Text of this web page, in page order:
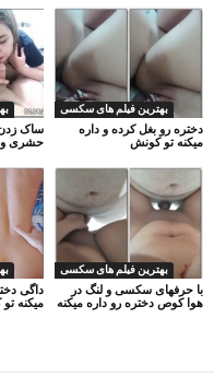
ساک
حشری
بهترین فیلم های سکسی
دختره رو بغل کرده و داره
میکنه تو کونش
داگی
میکنه
بهترین فیلم های سکسی
با حرفهای سکسی و لنگ در
هوا کوص دختره رو داره میکنه